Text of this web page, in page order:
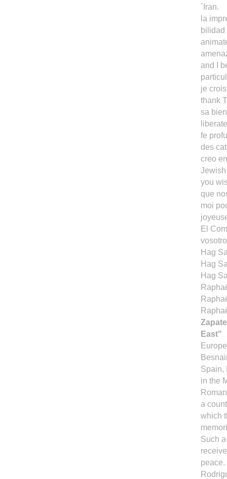
´Iran.
la
bilidad
and I
je
thank
sa
fe
des
creo
you
que
moi
El
Hag
Hag
Hag
East"
Spain,
in the
a
which
Such
peace.